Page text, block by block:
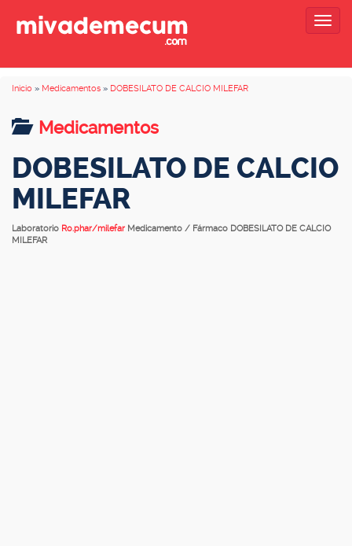
Inicio » Medicamentos » DOBESILATO DE CALCIO MILEFAR
Medicamentos
DOBESILATO DE CALCIO
MILEFAR
Laboratorio Ro.phar/milefar Medicamento / Fármaco DOBESILATO DE CALCIO
MILEFAR